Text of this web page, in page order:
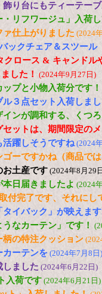
り台にもティーテー
・リフワージュ」入荷
仕上がりました (2024
ックチェア＆スツー
クロース & キャンドル
した！ (2024年9月27日)
プと小物入荷分です！
３点セット入荷しま
ンが調和する、くつ
セットは、期間限定の
活躍しそうですね(2024
ーですかね（商品で
お土産です (2024年8月29
日届きましたよ (2024
付完了です、それに
タイバック」が映えま
なカーテン」です！
の特注クッション
カーテンを (2024年7月8日)
しました (2024年6月22日)
入荷です (2024年6月21日)